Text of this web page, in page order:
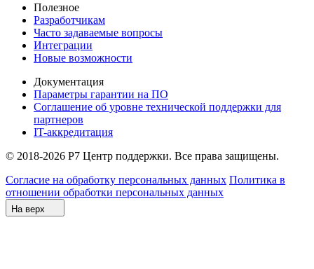
Полезное
Разработчикам
Часто задаваемые вопросы
Интеграции
Новые возможности
Документация
Параметры гарантии на ПО
Соглашение об уровне технической поддержки для
партнеров
IT-аккредитация
© 2018-2026 Р7 Центр поддержки. Все права защищены.
Согласие на обработку персональных данных Политика в
отношении обработки персональных данных
На верх